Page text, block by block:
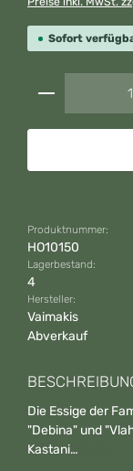
Sofort
Produkt
Produktnummer:
HO10150
Lagerbestand:
4
Hersteller:
Vaimakis
Abverkauf
Die Essige der
"Debina" und
Kastani…